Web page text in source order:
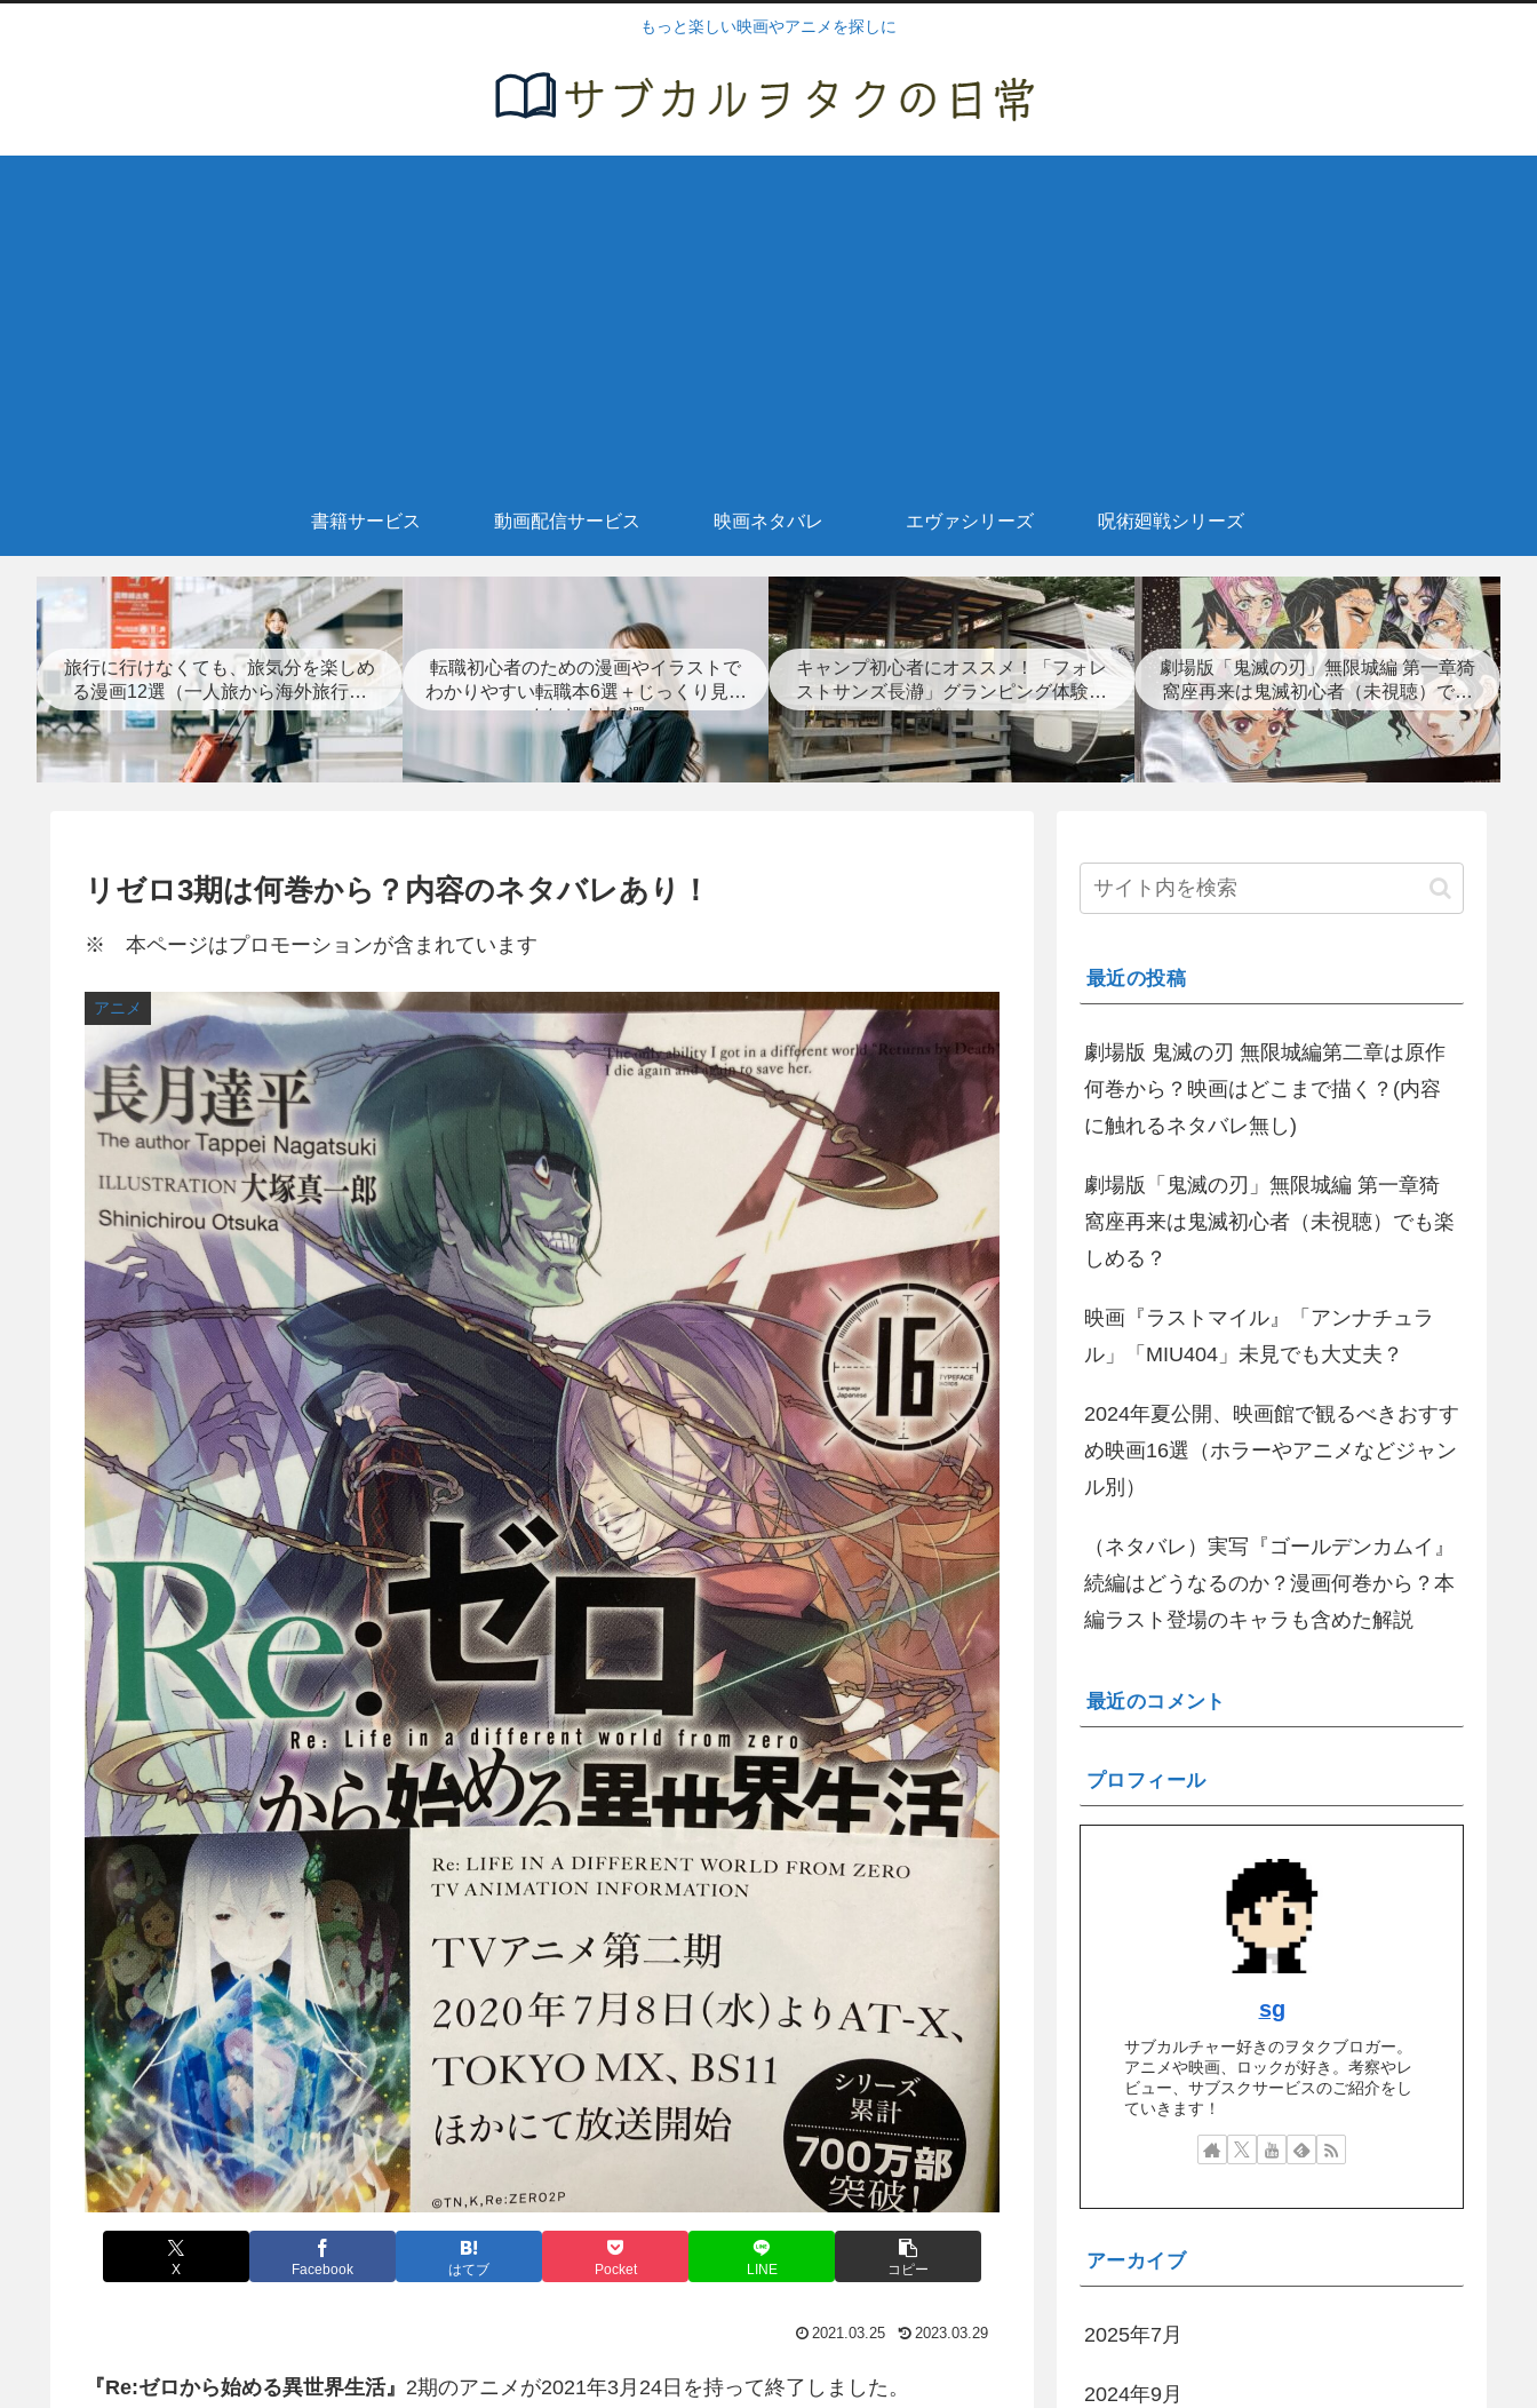
もっと楽しい映画やアニメを探しに
書籍サービス 動画配信サービス 映画ネタバレ エヴァシリーズ 呪術廻戦シリーズ
旅行に行けなくても、旅気分を楽しめ
る漫画12選（一人旅から海外旅行ま
で）
転職初心者のための漫画やイラストで
わかりやすい転職本6選＋じっくり見つ
めなおす本3選
キャンプ初心者にオススメ！「フォレ
ストサンズ長瀞」グランピング体験レ
ポート
劇場版「鬼滅の刃」無限城編 第一章猗
窩座再来は鬼滅初心者（未視聴）でも
楽しめる？
リゼロ3期は何巻から？内容のネタバレあり！
※ 本ページはプロモーションが含まれています
アニメ
X Facebook はてブ Pocket LINE コピー
2021.03.25 2023.03.29
『Re:ゼロから始める異世界生活』 2期のアニメが2021年3月24日を持って終了しました。
最近の投稿
劇場版 鬼滅の刃 無限城編第二章は原作
何巻から？映画はどこまで描く？(内容
に触れるネタバレ無し)
劇場版「鬼滅の刃」無限城編 第一章猗
窩座再来は鬼滅初心者（未視聴）でも楽
しめる？
映画『ラストマイル』「アンナチュラ
ル」「MIU404」未見でも大丈夫？
2024年夏公開、映画館で観るべきおすす
め映画16選（ホラーやアニメなどジャン
ル別）
（ネタバレ）実写『ゴールデンカムイ』
続編はどうなるのか？漫画何巻から？本
編ラスト登場のキャラも含めた解説
最近のコメント
プロフィール
sg
サブカルチャー好きのヲタクブロガー。
アニメや映画、ロックが好き。考察やレ
ビュー、サブスクサービスのご紹介をし
ていきます！
アーカイブ
2025年7月
2024年9月